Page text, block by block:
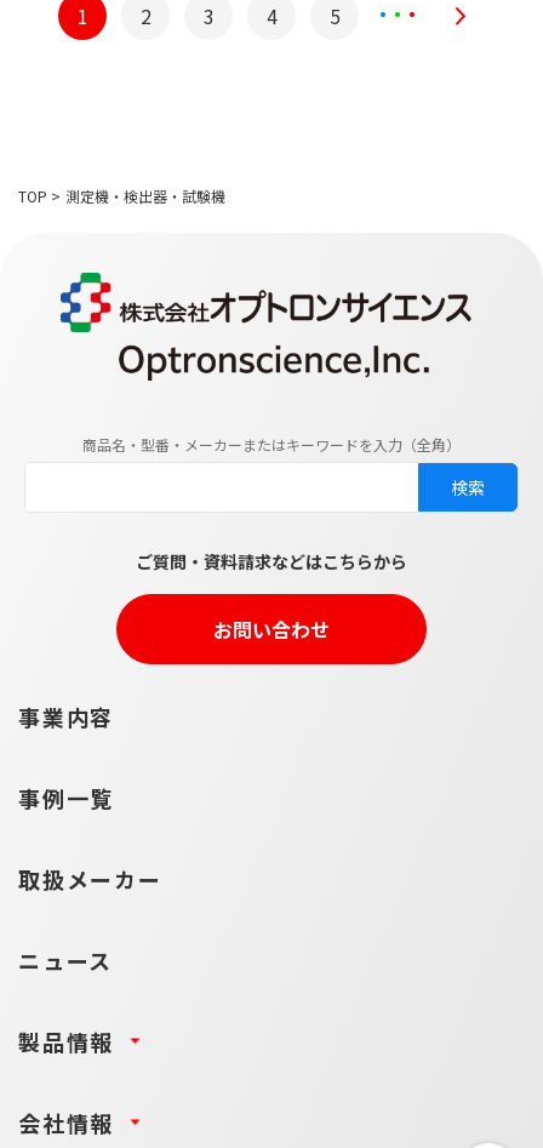
1 2 3 4 5
TOP > 測定機・検出器・試験機
商品名・型番・メーカーまたはキーワードを入力（全角）
ご質問・資料請求などはこちらから
お問い合わせ
事業内容
事例一覧
取扱メーカー
ニュース
製品情報
会社情報